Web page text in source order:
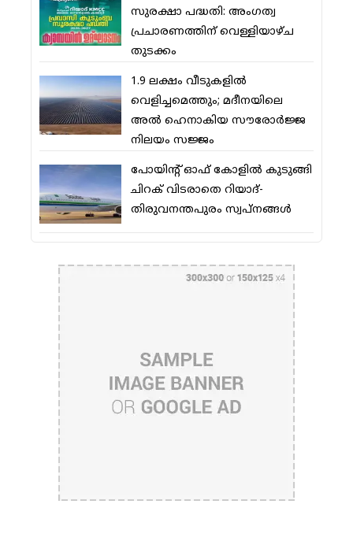
സുരക്ഷാ പദ്ധതി: അംഗത്വ
പ്രചാരണത്തിന് വെള്ളിയാഴ്ച
തുടക്കം
1.9 ലക്ഷം വീടുകളില്‍
വെളിച്ചമെത്തും; മദീനയിലെ
അല്‍ ഹെനാകിയ സൗരോര്‍ജ്ജ
നിലയം സജ്ജം
പോയിന്റ് ഓഫ് കോളില്‍ കുടുങ്ങി
ചിറക് വിടരാതെ റിയാദ്-
തിരുവനന്തപുരം സ്വപ്നങ്ങള്‍